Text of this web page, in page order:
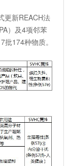
更新REACH法
）及4项邻苯
174种物质。